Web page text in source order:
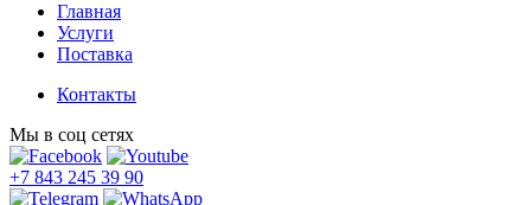
Главная
Услуги
Поставка
Контакты
Мы в соц сетях
+7 843 245 39 90